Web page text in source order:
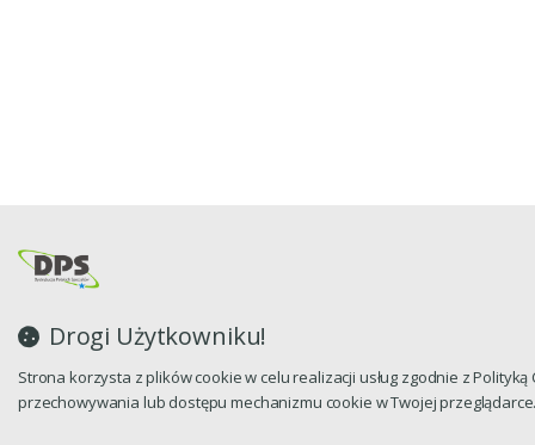
Drogi Użytkowniku!
Strona korzysta z plików cookie w celu realizacji usług zgodnie z
przechowywania lub dostępu mechanizmu cookie w Twojej